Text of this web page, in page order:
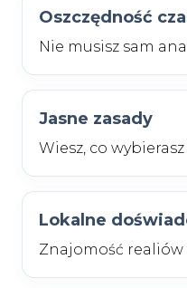
Oszczędność
Nie musisz sam
Jasne zasady
Wiesz, co
Lokalne
Znajomość realiów